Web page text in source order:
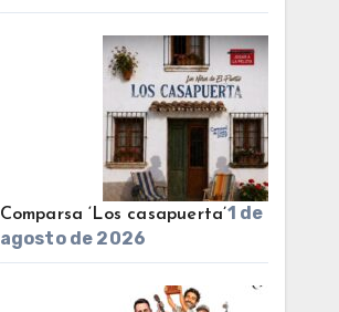
Comparsa ‘Los casapuerta’1 de
agosto de 2026